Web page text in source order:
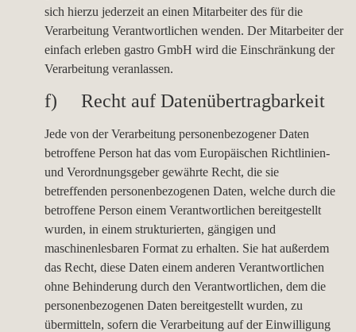
sich hierzu jederzeit an einen Mitarbeiter des für die
Verarbeitung Verantwortlichen wenden. Der Mitarbeiter der
einfach erleben gastro GmbH wird die Einschränkung der
Verarbeitung veranlassen.
f) Recht auf Datenübertragbarkeit
Jede von der Verarbeitung personenbezogener Daten
betroffene Person hat das vom Europäischen Richtlinien-
und Verordnungsgeber gewährte Recht, die sie
betreffenden personenbezogenen Daten, welche durch die
betroffene Person einem Verantwortlichen bereitgestellt
wurden, in einem strukturierten, gängigen und
maschinenlesbaren Format zu erhalten. Sie hat außerdem
das Recht, diese Daten einem anderen Verantwortlichen
ohne Behinderung durch den Verantwortlichen, dem die
personenbezogenen Daten bereitgestellt wurden, zu
übermitteln, sofern die Verarbeitung auf der Einwilligung